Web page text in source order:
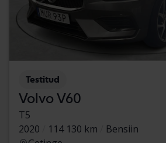
Testitud
Volvo V60
T5
2020
114 130 km
Bensiin